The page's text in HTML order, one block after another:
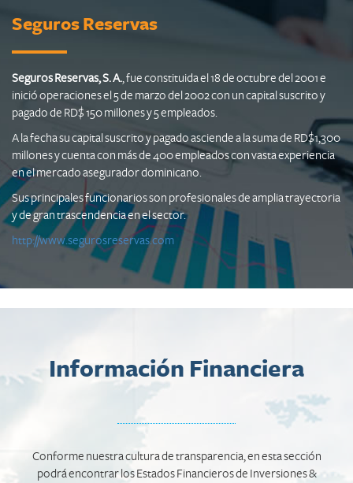
Seguros Reservas
Seguros Reservas, S. A., fue constituida el 18 de octubre del 2001 e
inició operaciones el 5 de marzo del 2002 con un capital suscrito y
pagado de RD$ 150 millones y 5 empleados.
A la fecha su capital suscrito y pagado asciende a la suma de RD$1,300
millones y cuenta con más de 400 empleados con vasta experiencia
en el mercado asegurador dominicano.
Sus principales funcionarios son profesionales de amplia trayectoria
y de gran trascendencia en el sector.
http://www.segurosreservas.com
Información Financiera
Conforme nuestra cultura de transparencia, en esta sección
podrá encontrar los Estados Financieros de Inversiones &